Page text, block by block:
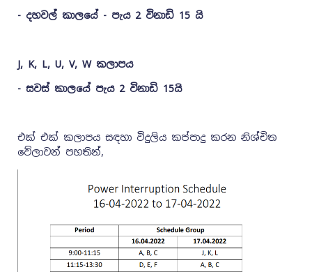
- දහවල් කාලයේ - පැය 2 විනාඩි 15 යි
J, K, L, U, V, W කලාපය
- සවස් කාලයේ පැය 2 විනාඩි 15යි
එක් එක් කලාපය සඳහා විදුලිය කප්පාදු කරන නිශ්චිත
වේලාවන් පහතින්,